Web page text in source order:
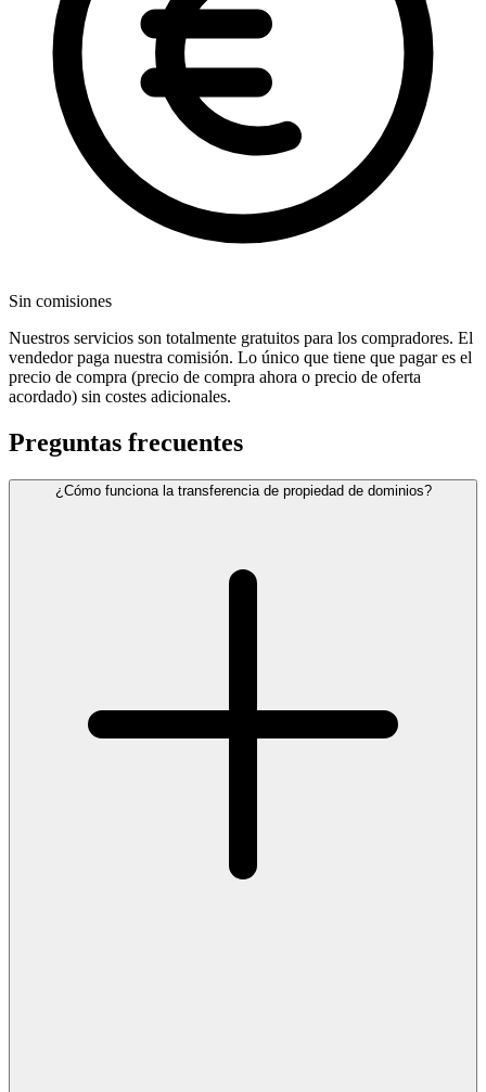
Sin comisiones
Nuestros servicios son totalmente gratuitos para los compradores. El
vendedor paga nuestra comisión. Lo único que tiene que pagar es el
precio de compra (precio de compra ahora o precio de oferta
acordado) sin costes adicionales.
Preguntas frecuentes
¿Cómo funciona la transferencia de propiedad de dominios?